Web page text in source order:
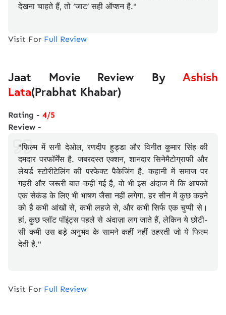
देखना चाहते हैं, तो ‘जाट’ सही ऑप्शन है."
Visit For Full Review
Jaat Movie Review By Ashish
Lata(Prabhat Khabar)
Rating - 4/5
Review -
"फिल्म में सनी देओल, रणदीप हुड्डा और विनीत कुमार सिंह की
दमदार परफॉर्मेंस है. जबरदस्त एक्शन, शानदार सिनेमैटोग्राफी और
लेयर्ड स्टोरीटेलिंग की परफेक्ट पैकेजिंग है. कहानी में समाज पर
गहरी और जरूरी बात कही गई है, वो भी इस अंदाज में कि आपको
एक सेकंड के लिए भी भाषण जैसा नहीं लगेगा. हर सीन में कुछ कहने
को है कभी आंखों से, कभी लहजे से, और कभी सिर्फ एक चुप्पी से।
हां, कुछ प्लॉट पॉइंट्स पहले से अंदाज़ा लग जाते हैं, लेकिन ये छोटी-
सी कमी उस बड़े अनुभव के सामने कहीं नहीं ठहरती जो ये फिल्म
देती है."
Visit For Full Review